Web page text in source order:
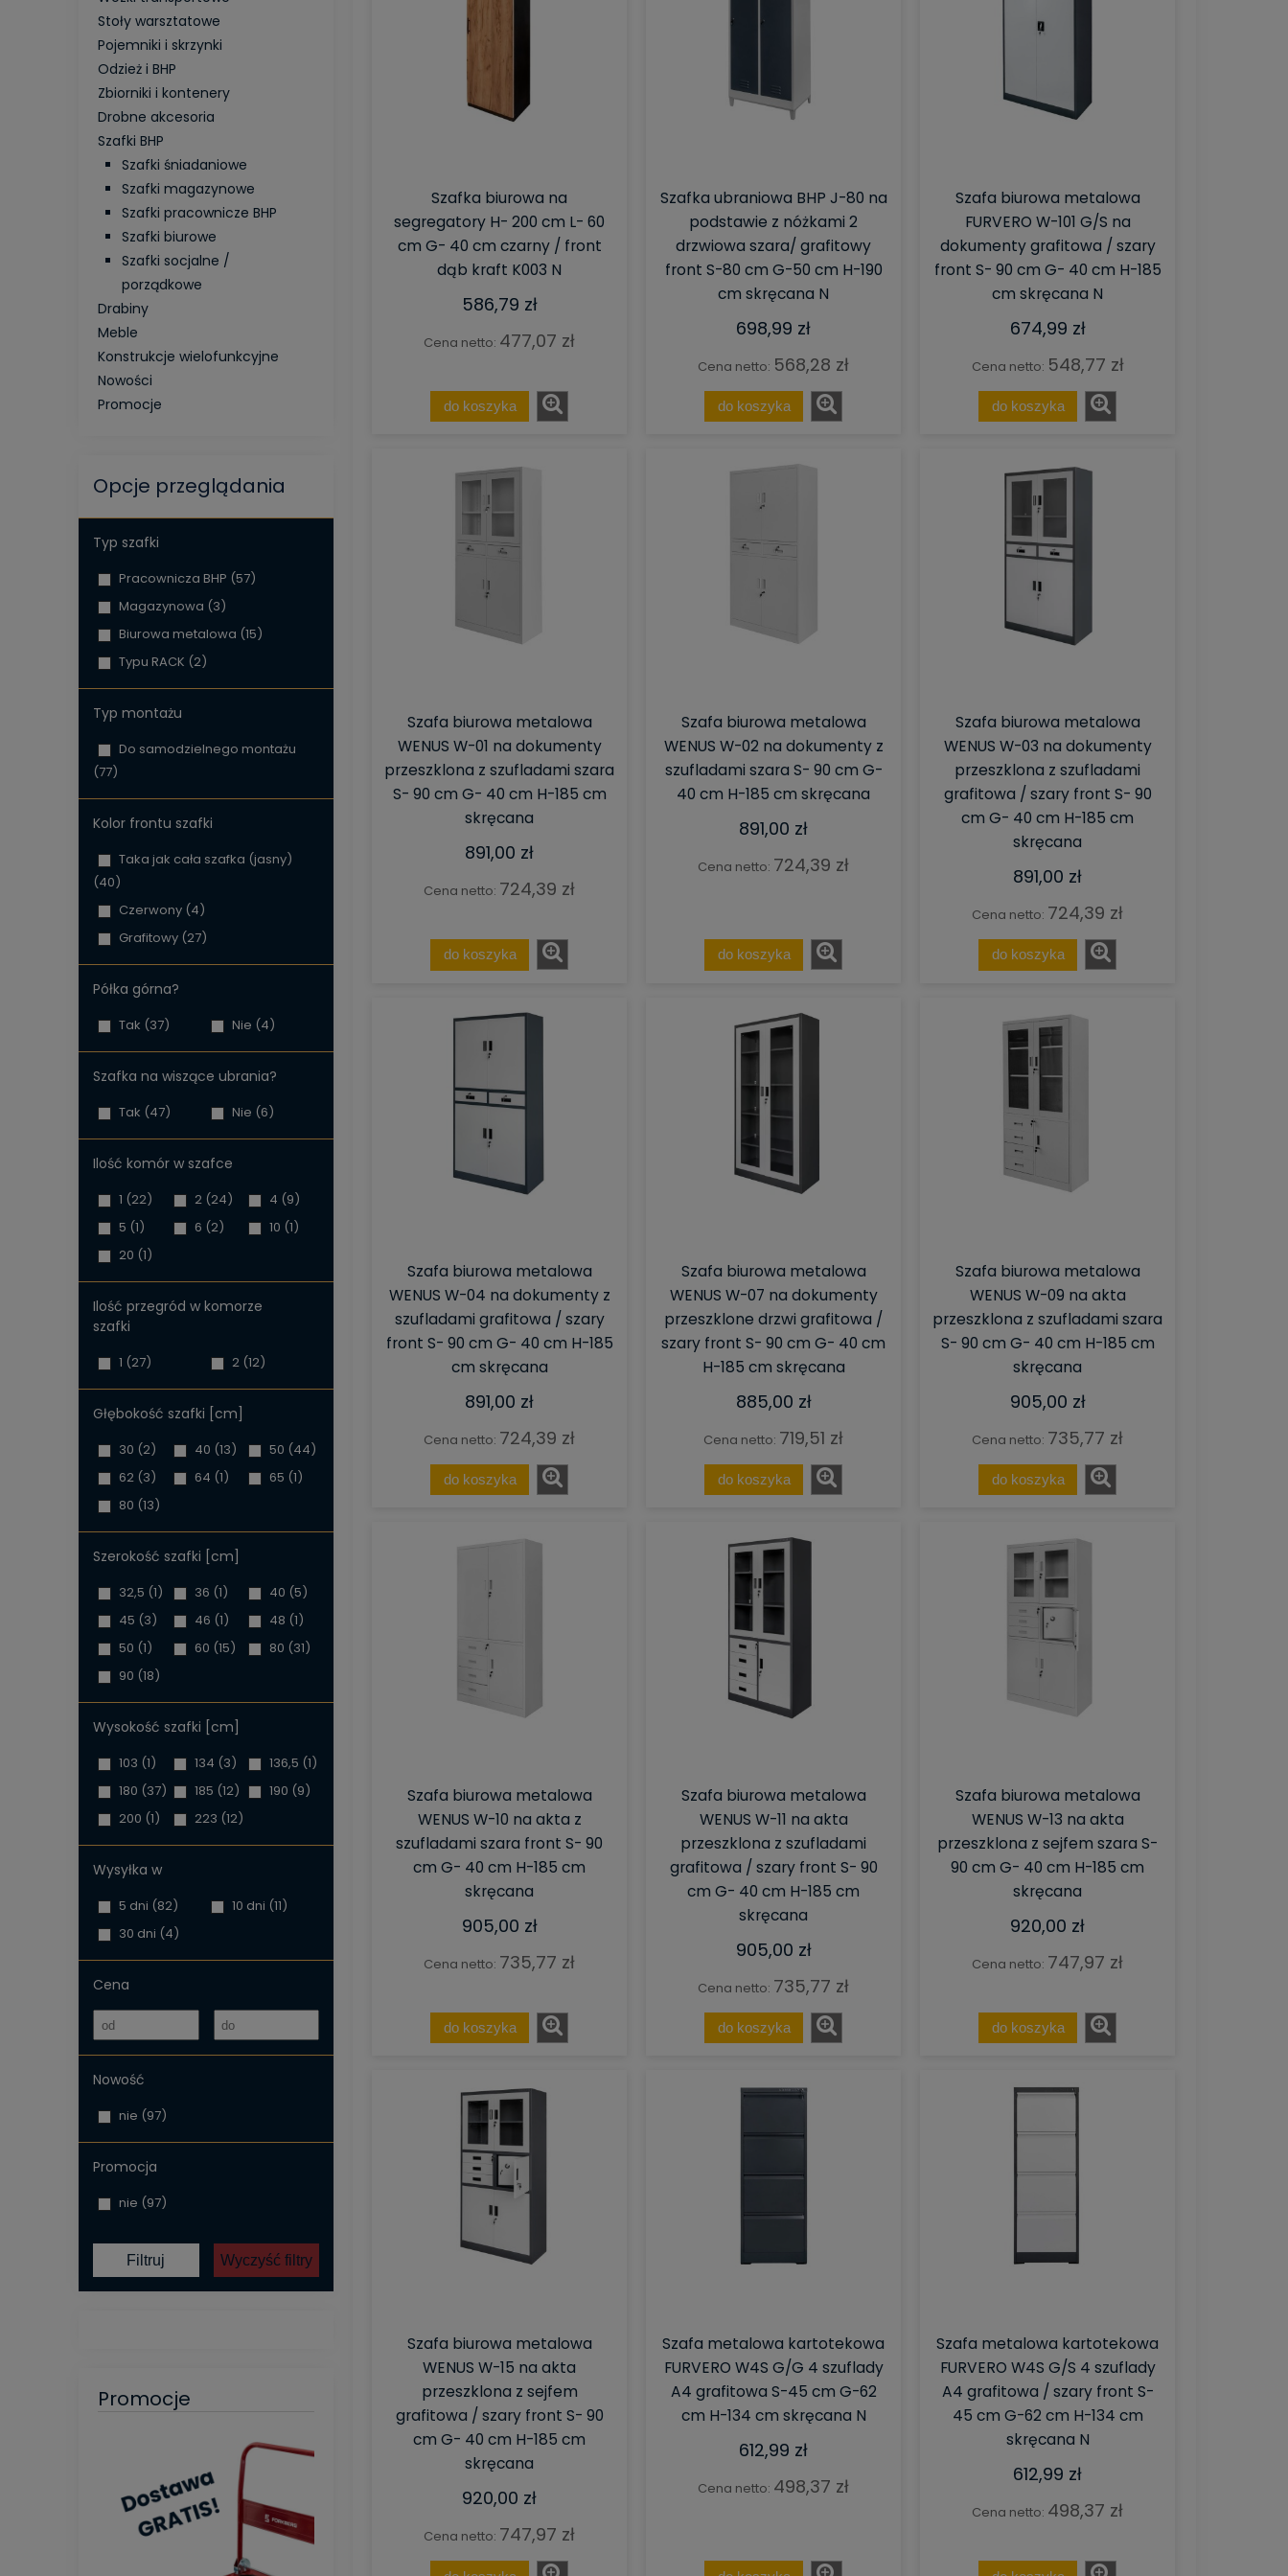
Stoły warsztatowe
Pojemniki i skrzynki
Odzież i BHP
Zbiorniki i kontenery
Drobne akcesoria
Szafki BHP
Szafki śniadaniowe
Szafki magazynowe
Szafki pracownicze BHP
Szafki biurowe
Szafki socjalne /
porządkowe
Drabiny
Meble
Konstrukcje wielofunkcyjne
Nowości
Promocje
Opcje przeglądania
Typ szafki
Pracownicza BHP (57)
Magazynowa (3)
Biurowa metalowa (15)
Typu RACK (2)
Typ montażu
Do samodzielnego montażu
(77)
Kolor frontu szafki
Taka jak cała szafka (jasny)
(40)
Czerwony (4)
Grafitowy (27)
Półka górna?
Tak (37) Nie (4)
Szafka na wiszące ubrania?
Tak (47) Nie (6)
Ilość komór w szafce
1 (22) 2 (24) 4 (9)
5 (1) 6 (2) 10 (1)
20 (1)
Ilość przegród w komorze
szafki
1 (27) 2 (12)
Głębokość szafki [cm]
30 (2) 40 (13) 50 (44)
62 (3) 64 (1) 65 (1)
80 (13)
Szerokość szafki [cm]
32,5 (1) 36 (1) 40 (5)
45 (3) 46 (1) 48 (1)
50 (1) 60 (15) 80 (31)
90 (18)
Wysokość szafki [cm]
103 (1) 134 (3) 136,5 (1)
180 (37) 185 (12) 190 (9)
200 (1) 223 (12)
Wysyłka w
5 dni (82) 10 dni (11)
30 dni (4)
Cena
Nowość
nie (97)
Promocja
nie (97)
Filtruj Wyczyść filtry
Promocje
Szafka biurowa na
segregatory H- 200 cm L- 60
cm G- 40 cm czarny / front
dąb kraft K003 N
586,79 zł
Cena netto: 477,07 zł
do koszyka
Szafka ubraniowa BHP J-80 na
podstawie z nóżkami 2
drzwiowa szara/ grafitowy
front S-80 cm G-50 cm H-190
cm skręcana N
698,99 zł
Cena netto: 568,28 zł
do koszyka
Szafa biurowa metalowa
FURVERO W-101 G/S na
dokumenty grafitowa / szary
front S- 90 cm G- 40 cm H-185
cm skręcana N
674,99 zł
Cena netto: 548,77 zł
do koszyka
Szafa biurowa metalowa
WENUS W-01 na dokumenty
przeszklona z szufladami szara
S- 90 cm G- 40 cm H-185 cm
skręcana
891,00 zł
Cena netto: 724,39 zł
do koszyka
Szafa biurowa metalowa
WENUS W-02 na dokumenty z
szufladami szara S- 90 cm G-
40 cm H-185 cm skręcana
891,00 zł
Cena netto: 724,39 zł
do koszyka
Szafa biurowa metalowa
WENUS W-03 na dokumenty
przeszklona z szufladami
grafitowa / szary front S- 90
cm G- 40 cm H-185 cm
skręcana
891,00 zł
Cena netto: 724,39 zł
do koszyka
Szafa biurowa metalowa
WENUS W-04 na dokumenty z
szufladami grafitowa / szary
front S- 90 cm G- 40 cm H-185
cm skręcana
891,00 zł
Cena netto: 724,39 zł
do koszyka
Szafa biurowa metalowa
WENUS W-07 na dokumenty
przeszklone drzwi grafitowa /
szary front S- 90 cm G- 40 cm
H-185 cm skręcana
885,00 zł
Cena netto: 719,51 zł
do koszyka
Szafa biurowa metalowa
WENUS W-09 na akta
przeszklona z szufladami szara
S- 90 cm G- 40 cm H-185 cm
skręcana
905,00 zł
Cena netto: 735,77 zł
do koszyka
Szafa biurowa metalowa
WENUS W-10 na akta z
szufladami szara front S- 90
cm G- 40 cm H-185 cm
skręcana
905,00 zł
Cena netto: 735,77 zł
do koszyka
Szafa biurowa metalowa
WENUS W-11 na akta
przeszklona z szufladami
grafitowa / szary front S- 90
cm G- 40 cm H-185 cm
skręcana
905,00 zł
Cena netto: 735,77 zł
do koszyka
Szafa biurowa metalowa
WENUS W-13 na akta
przeszklona z sejfem szara S-
90 cm G- 40 cm H-185 cm
skręcana
920,00 zł
Cena netto: 747,97 zł
do koszyka
Szafa biurowa metalowa
WENUS W-15 na akta
przeszklona z sejfem
grafitowa / szary front S- 90
cm G- 40 cm H-185 cm
skręcana
920,00 zł
Cena netto: 747,97 zł
Szafa metalowa kartotekowa
FURVERO W4S G/G 4 szuflady
A4 grafitowa S-45 cm G-62
cm H-134 cm skręcana N
612,99 zł
Cena netto: 498,37 zł
Szafa metalowa kartotekowa
FURVERO W4S G/S 4 szuflady
A4 grafitowa / szary front S-
45 cm G-62 cm H-134 cm
skręcana N
612,99 zł
Cena netto: 498,37 zł